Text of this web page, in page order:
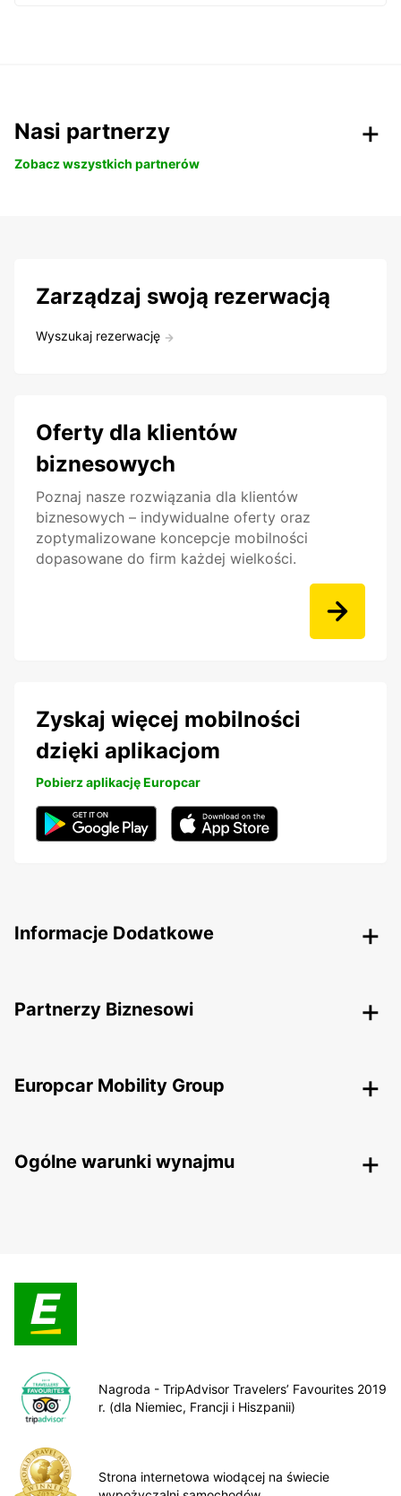
Nasi partnerzy
Zobacz wszystkich partnerów
Zarządzaj swoją rezerwacją
Wyszukaj rezerwację
Oferty dla klientów
biznesowych
Poznaj nasze rozwiązania dla klientów
biznesowych – indywidualne oferty oraz
zoptymalizowane koncepcje mobilności
dopasowane do firm każdej wielkości.
Zyskaj więcej mobilności
dzięki aplikacjom
Pobierz aplikację Europcar
Informacje Dodatkowe
Partnerzy Biznesowi
Europcar Mobility Group
Ogólne warunki wynajmu
Nagroda - TripAdvisor Travelers’ Favourites 2019
r. (dla Niemiec, Francji i Hiszpanii)
Strona internetowa wiodącej na świecie